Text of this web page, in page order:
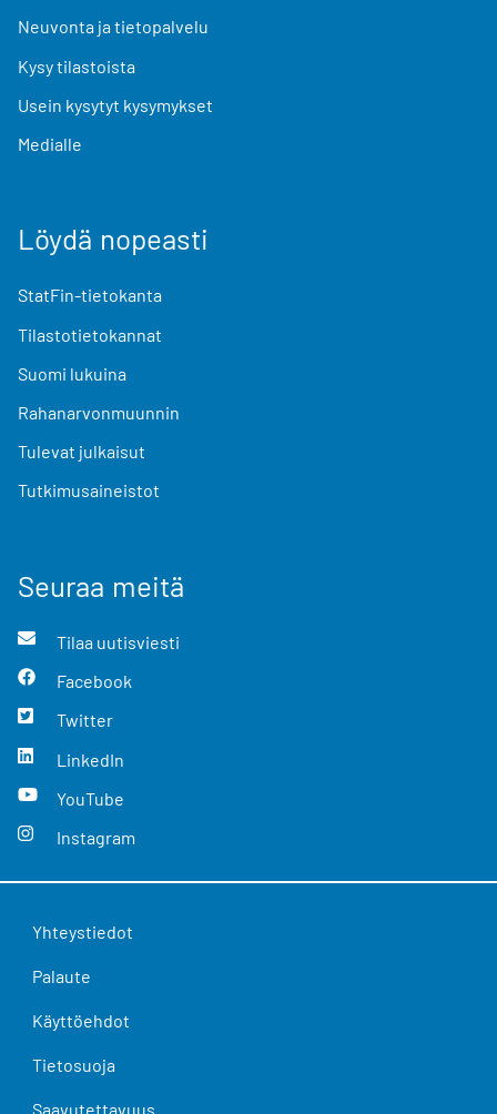
Neuvonta ja tietopalvelu
Kysy tilastoista
Usein kysytyt kysymykset
Medialle
Löydä nopeasti
StatFin-tietokanta
Tilastotietokannat
Suomi lukuina
Rahanarvonmuunnin
Tulevat julkaisut
Tutkimusaineistot
Seuraa meitä
Tilaa uutisviesti
Facebook
Twitter
LinkedIn
YouTube
Instagram
Yhteystiedot
Palaute
Käyttöehdot
Tietosuoja
Saavutettavuus